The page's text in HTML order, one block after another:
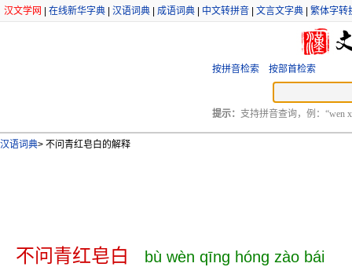
汉文学网 在线新华字典 汉语词典 成语词典 中文转拼音 文言文字典 繁体字转
按拼音检索 按部首检索
提示： 支持拼音查询，例：“wen
汉语词典> 不问青红皂白的解释
不问青红皂白 bù wèn qīng hóng zào bái